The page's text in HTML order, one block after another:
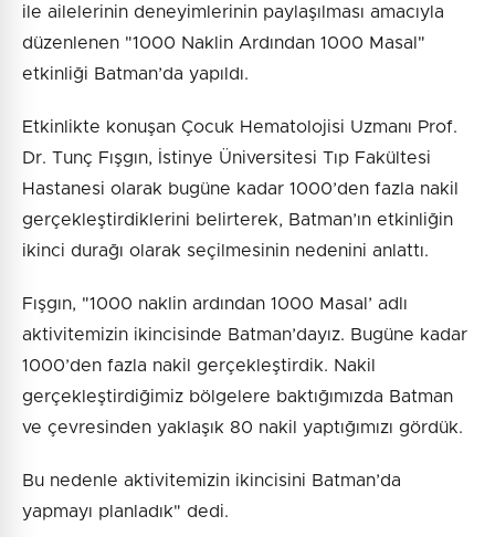
ile ailelerinin deneyimlerinin paylaşılması amacıyla
düzenlenen "1000 Naklin Ardından 1000 Masal"
etkinliği Batman’da yapıldı.
Etkinlikte konuşan Çocuk Hematolojisi Uzmanı Prof.
Dr. Tunç Fışgın, İstinye Üniversitesi Tıp Fakültesi
Hastanesi olarak bugüne kadar 1000’den fazla nakil
gerçekleştirdiklerini belirterek, Batman’ın etkinliğin
ikinci durağı olarak seçilmesinin nedenini anlattı.
Fışgın, "1000 naklin ardından 1000 Masal’ adlı
aktivitemizin ikincisinde Batman’dayız. Bugüne kadar
1000’den fazla nakil gerçekleştirdik. Nakil
gerçekleştirdiğimiz bölgelere baktığımızda Batman
ve çevresinden yaklaşık 80 nakil yaptığımızı gördük.
Bu nedenle aktivitemizin ikincisini Batman’da
yapmayı planladık" dedi.